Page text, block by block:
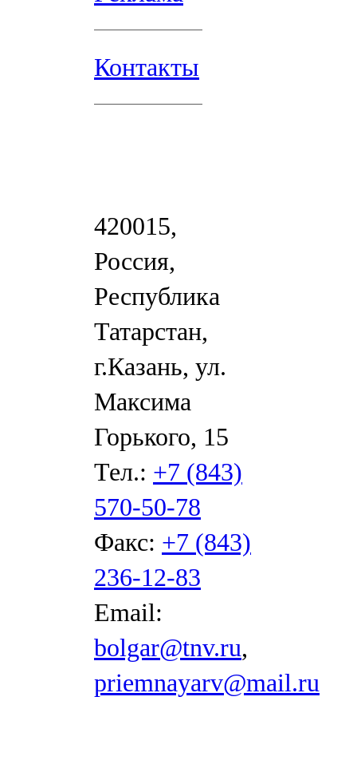
Контакты
420015,
Россия,
Республика
Татарстан,
г.Казань, ул.
Максима
Горького, 15
Тел.: +7 (843)
570-50-78
Факс: +7 (843)
236-12-83
Email:
bolgar@tnv.ru,
priemnayarv@mail.ru